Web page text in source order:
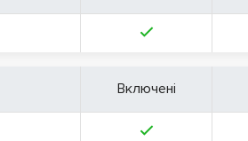
Включені